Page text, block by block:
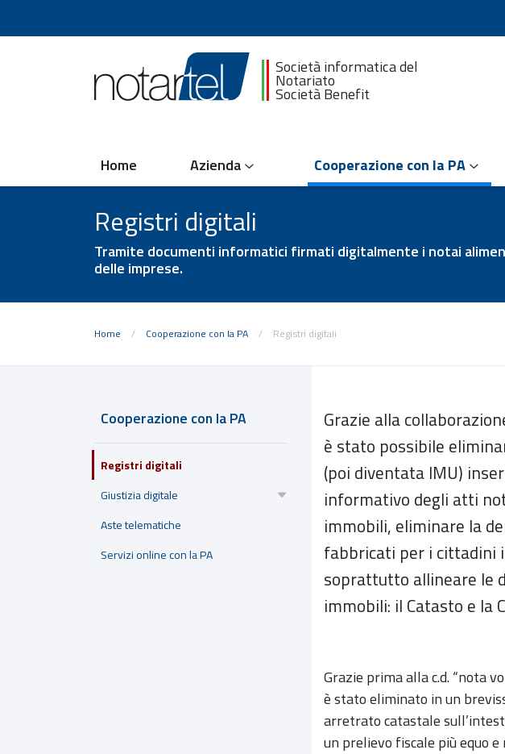
Società informatica del
Notariato
Società Benefit
Home Azienda Cooperazione con la PA
Registri digitali
Tramite documenti informatici firmati digitalmente i notai
delle imprese.
Home / Cooperazione con la PA / Registri digitali
Cooperazione con la PA
Registri digitali
Giustizia digitale
Aste telematiche
Servizi online con la PA
Grazie alla
è stato possibile
(poi diventata IMU)
informativo degli atti
immobili, eliminare la
fabbricati per i cittadini
soprattutto allineare le
immobili: il Catasto e la
Grazie prima alla c.d. “nota
è stato eliminato in un
arretrato catastale
un prelievo fiscale più equo e